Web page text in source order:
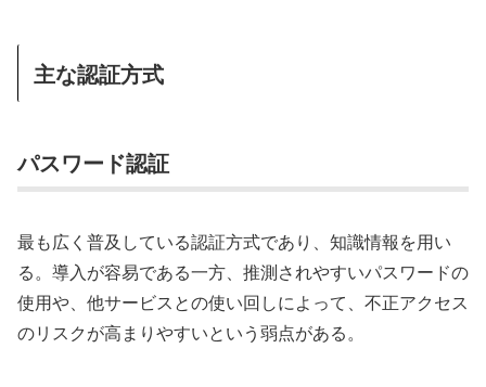
主な認証方式
パスワード認証
最も広く普及している認証方式であり、知識情報を用い
る。導入が容易である一方、推測されやすいパスワードの
使用や、他サービスとの使い回しによって、不正アクセス
のリスクが高まりやすいという弱点がある。